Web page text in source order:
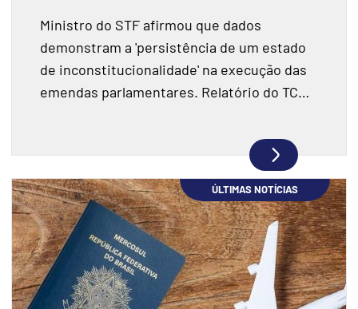
Ministro do STF afirmou que dados
demonstram a 'persistência de um estado
de inconstitucionalidade' na execução das
emendas parlamentares. Relatório do TCU
ÚLTIMAS NOTÍCIAS